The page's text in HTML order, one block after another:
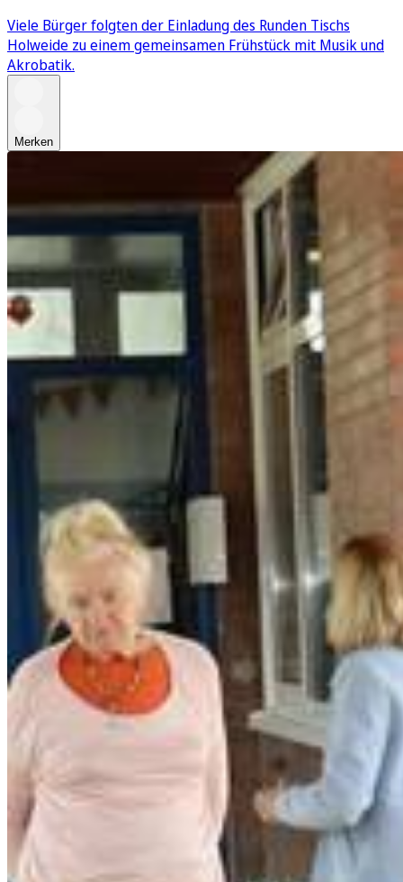
Viele Bürger folgten der Einladung des Runden Tischs
Holweide zu einem gemeinsamen Frühstück mit Musik und
Akrobatik.
Merken